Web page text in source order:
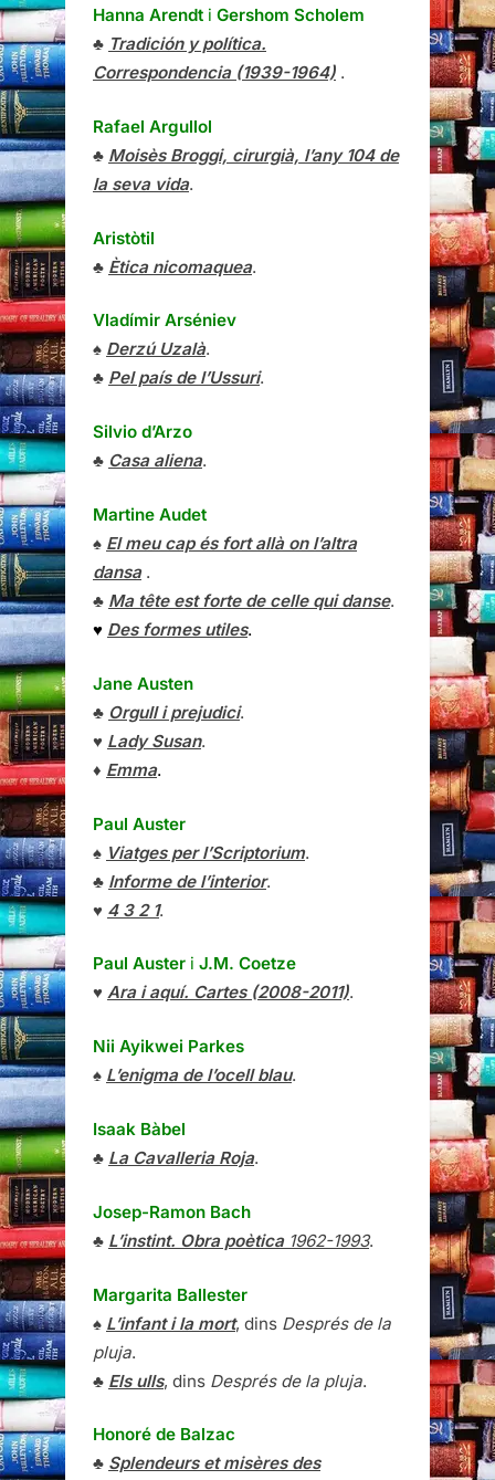
Hanna Arendt i Gershom Scholem
♣ Tradición y política.
Correspondencia (1939-1964) .
Rafael Argullol
♣ Moisès Broggi, cirurgià, l’any 104 de
la seva vida.
Aristòtil
♣ Ètica nicomaquea.
Vladímir Arséniev
♠ Derzú Uzalà.
♣ Pel país de l’Ussuri.
Silvio d’Arzo
♣ Casa aliena.
Martine Audet
♠ El meu cap és fort allà on l’altra
dansa.
♣ Ma tête est forte de celle qui danse.
♥ Des formes utiles.
Jane Austen
♣ Orgull i prejudici.
♥ Lady Susan.
♦ Emma.
Paul Auster
♠ Viatges per l’Scriptorium.
♣ Informe de l’interior.
♥ 4 3 2 1.
Paul Auster i J.M. Coetze
♥ Ara i aquí. Cartes (2008-2011).
Nii Ayikwei Parkes
♠ L’enigma de l’ocell blau.
Isaak Bàbel
♣ La Cavalleria Roja.
Josep-Ramon Bach
♣ L’instint. Obra poètica1962-1993.
Margarita Ballester
♠ L’infant i la mort, dins Després de la
pluja.
♣ Els ulls, dins Després de la pluja.
Honoré de Balzac
♣ Splendeurs et misères des